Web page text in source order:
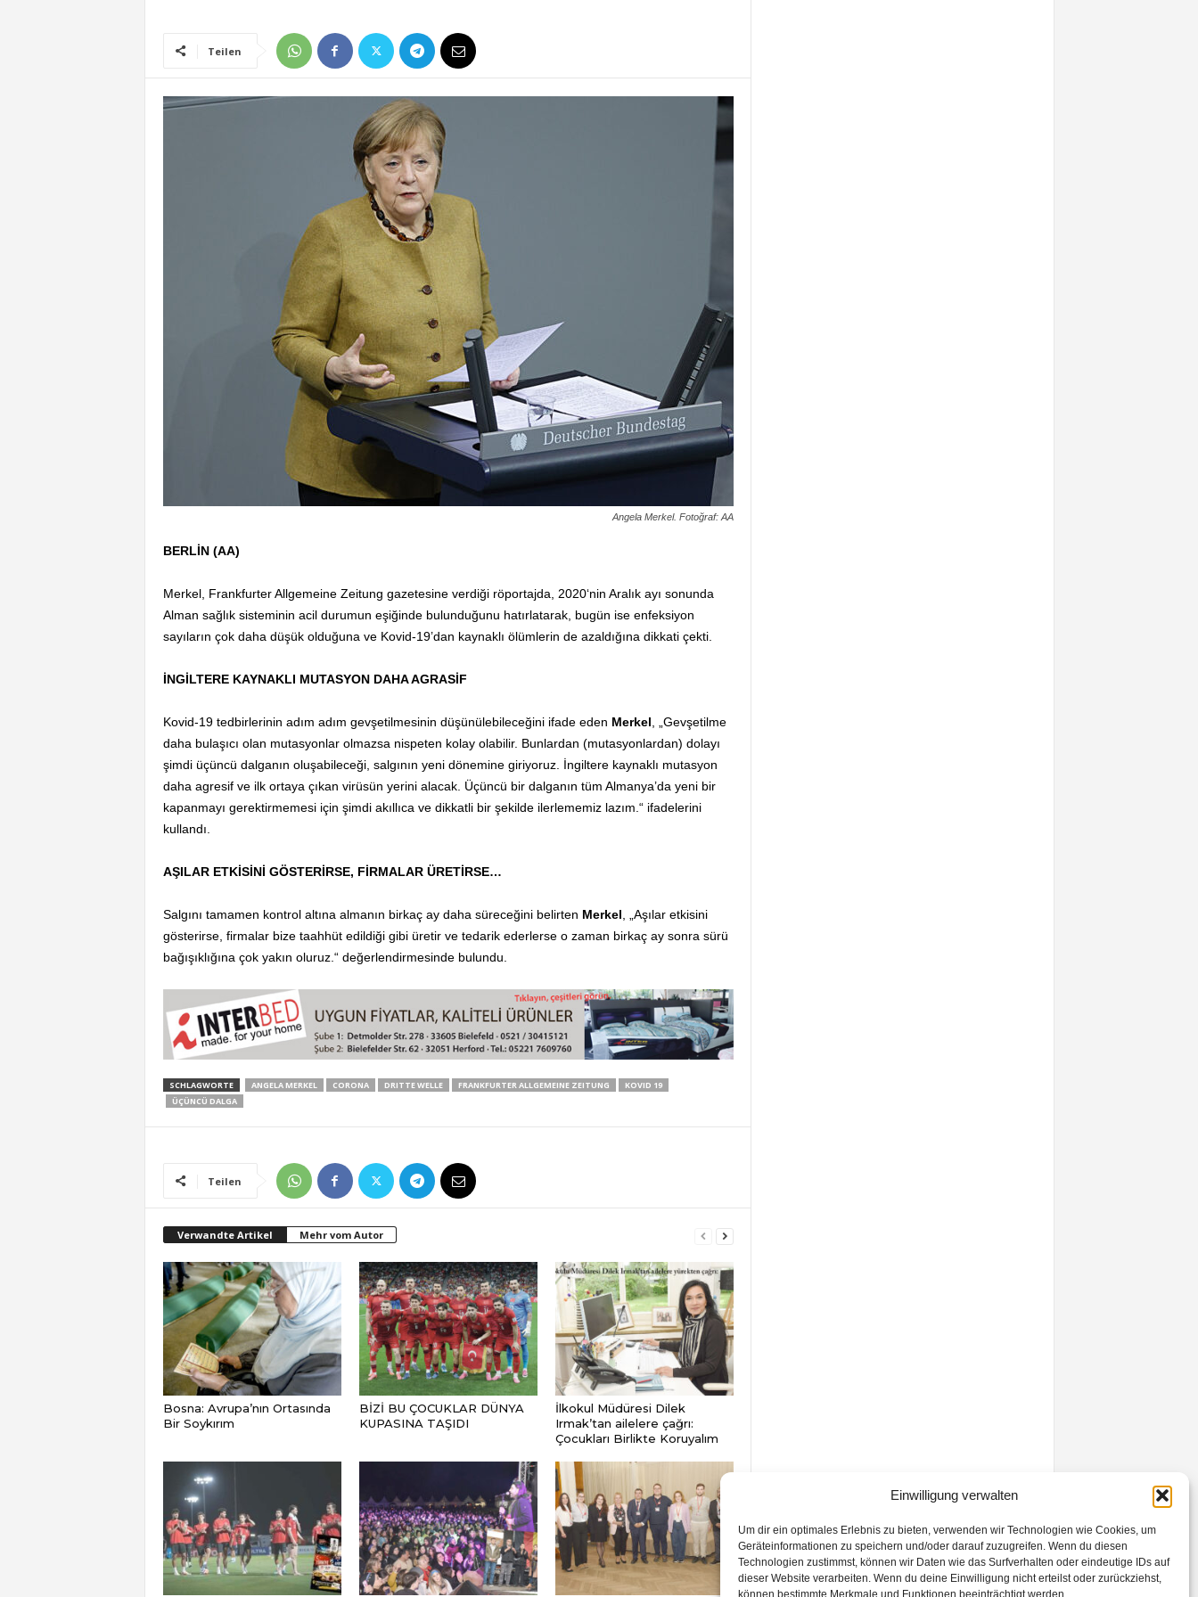
Einwilligung verwalten
Um dir ein optimales Erlebnis zu bieten, verwenden wir Technologien wie Cookies, um
Geräteinformationen zu speichern und/oder darauf zuzugreifen. Wenn du diesen
Technologien zustimmst, können wir Daten wie das Surfverhalten oder eindeutige IDs auf
dieser Website verarbeiten. Wenn du deine Einwilligung nicht erteilst oder zurückziehst,
können bestimmte Merkmale und Funktionen beeinträchtigt werden.
Teilen
Angela Merkel. Fotoğraf: AA
BERLİN (AA)
Merkel, Frankfurter Allgemeine Zeitung gazetesine verdiği röportajda, 2020‘nin Aralık ayı sonunda
Alman sağlık sisteminin acil durumun eşiğinde bulunduğunu hatırlatarak, bugün ise enfeksiyon
sayıların çok daha düşük olduğuna ve Kovid-19’dan kaynaklı ölümlerin de azaldığına dikkati çekti.
İNGİLTERE KAYNAKLI MUTASYON DAHA AGRASİF
Kovid-19 tedbirlerinin adım adım gevşetilmesinin düşünülebileceğini ifade eden Merkel , „Gevşetilme
daha bulaşıcı olan mutasyonlar olmazsa nispeten kolay olabilir. Bunlardan (mutasyonlardan) dolayı
şimdi üçüncü dalganın oluşabileceği, salgının yeni dönemine giriyoruz. İngiltere kaynaklı mutasyon
daha agresif ve ilk ortaya çıkan virüsün yerini alacak. Üçüncü bir dalganın tüm Almanya’da yeni bir
kapanmayı gerektirmemesi için şimdi akıllıca ve dikkatli bir şekilde ilerlememiz lazım.“ ifadelerini
kullandı.
AŞILAR ETKİSİNİ GÖSTERİRSE, FİRMALAR ÜRETİRSE…
Salgını tamamen kontrol altına almanın birkaç ay daha süreceğini belirten Merkel , „Aşılar etkisini
gösterirse, firmalar bize taahhüt edildiği gibi üretir ve tedarik ederlerse o zaman birkaç ay sonra sürü
bağışıklığına çok yakın oluruz.“ değerlendirmesinde bulundu.
SCHLAGWORTE ANGELA MERKEL CORONA DRITTE WELLE FRANKFURTER ALLGEMEINE ZEITUNG
KOVID 19
ÜÇÜNCÜ DALGA
Teilen
Verwandte Artikel Mehr vom Autor
Bosna: Avrupa’nın Ortasında
Bir Soykırım
BİZİ BU ÇOCUKLAR DÜNYA
KUPASINA TAŞIDI
İlkokul Müdüresi Dilek
Irmak’tan ailelere çağrı:
Çocukları Birlikte Koruyalım